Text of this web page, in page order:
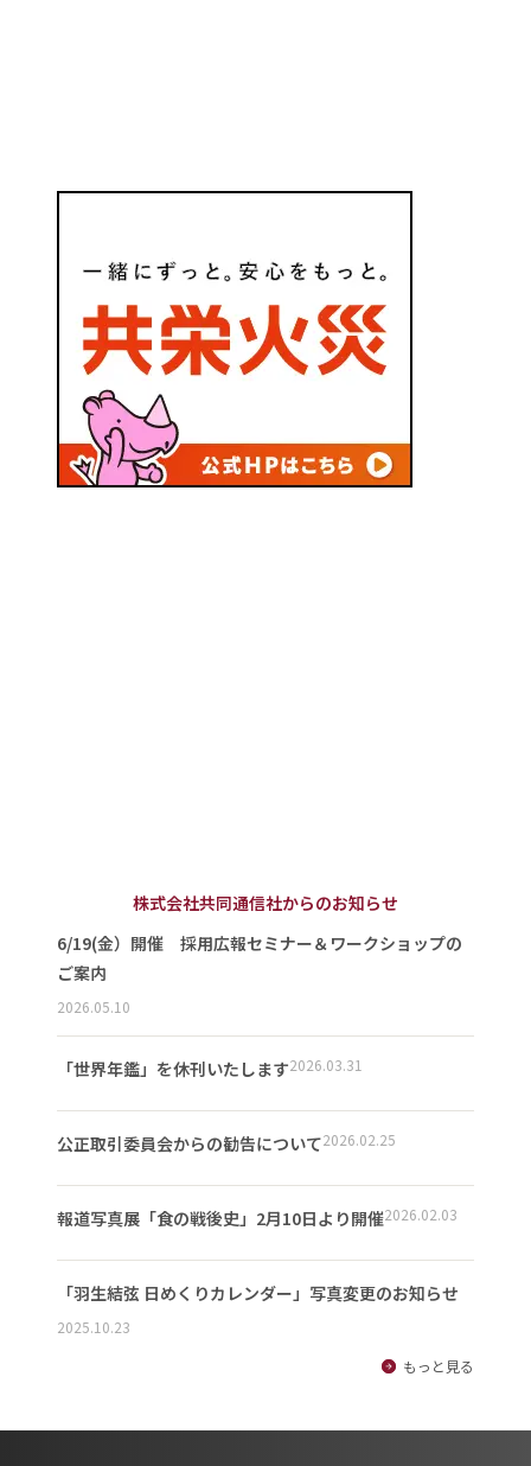
株式会社共同通信社からのお知らせ
6/19(金）開催 採用広報セミナー＆ワークショップの
ご案内
2026.05.10
「世界年鑑」を休刊いたします2026.03.31
公正取引委員会からの勧告について2026.02.25
報道写真展「食の戦後史」2月10日より開催2026.02.03
「羽生結弦 日めくりカレンダー」写真変更のお知らせ
2025.10.23
もっと見る